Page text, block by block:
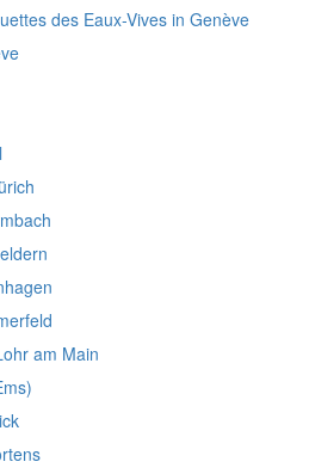
des Eaux-Vives in Genève
am Main